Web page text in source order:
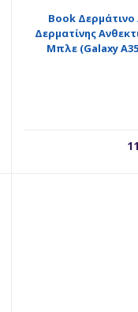
Book Δερμάτινο
Δερματίνης
Μπλε (Galaxy